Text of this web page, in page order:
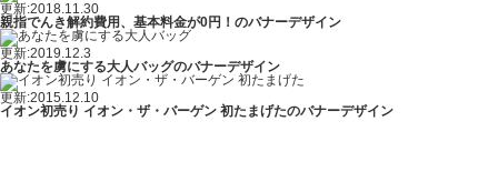
更新:2018.11.30
親指でんき解約費用、基本料金が0円！のバナーデザイン
更新:2019.12.3
あなたを虜にする大人バッグのバナーデザイン
更新:2015.12.10
イオン初売り イオン・ザ・バーゲン 初たまげたのバナーデザイン